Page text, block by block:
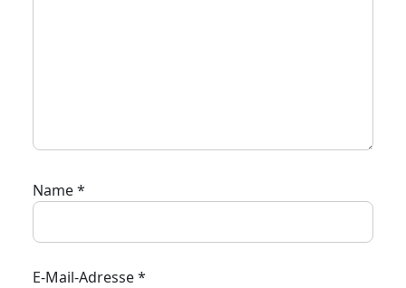
Name*
E-Mail-Adresse*